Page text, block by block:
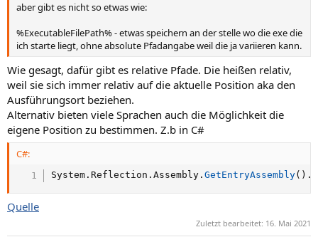
aber gibt es nicht so etwas wie:
%ExecutableFilePath% - etwas speichern an der stelle wo die exe die
ich starte liegt, ohne absolute Pfadangabe weil die ja variieren kann.
Wie gesagt, dafür gibt es relative Pfade. Die heißen relativ,
weil sie sich immer relativ auf die aktuelle Position aka den
Ausführungsort beziehen.
Alternativ bieten viele Sprachen auch die Möglichkeit die
eigene Position zu bestimmen. Z.b in C#
C#:
System . Reflection .Assembly .GetEntryAssembly( ) .
Quelle
Zuletzt bearbeitet: 16. Mai 2021